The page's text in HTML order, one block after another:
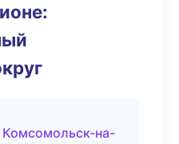
на-